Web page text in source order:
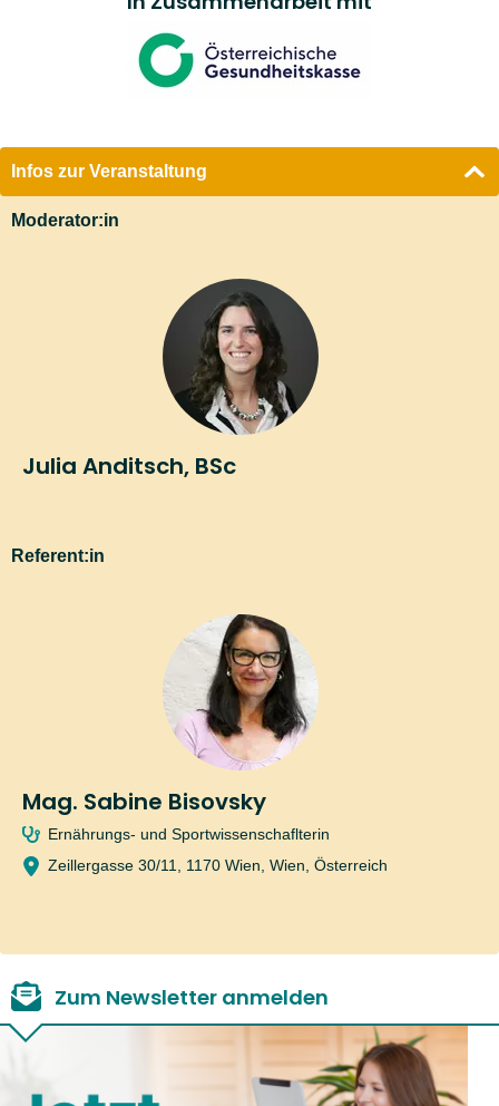
Infos zur Veranstaltung
Moderator:in
Julia Anditsch, BSc
Referent:in
Mag. Sabine Bisovsky
Ernährungs- und Sportwissenschaflterin
Zeillergasse 30/11, 1170 Wien, Wien, Österreich
Zum Newsletter anmelden